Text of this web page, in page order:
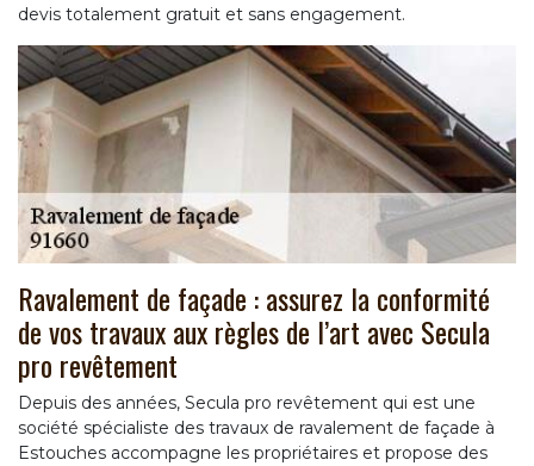
devis totalement gratuit et sans engagement.
Ravalement de façade : assurez la conformité
de vos travaux aux règles de l’art avec Secula
pro revêtement
Depuis des années, Secula pro revêtement qui est une
société spécialiste des travaux de ravalement de façade à
Estouches accompagne les propriétaires et propose des